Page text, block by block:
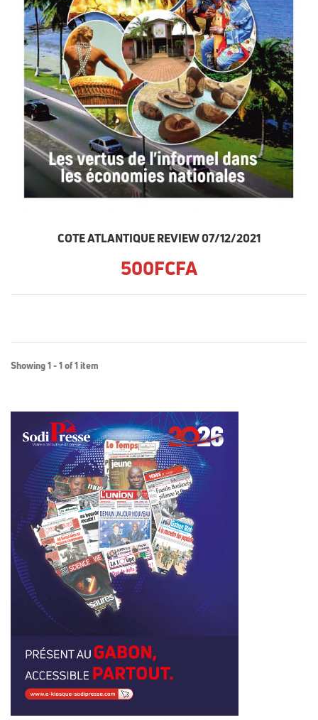
COTE ATLANTIQUE REVIEW 07/12/2021
500FCFA
Showing 1 - 1 of 1 item